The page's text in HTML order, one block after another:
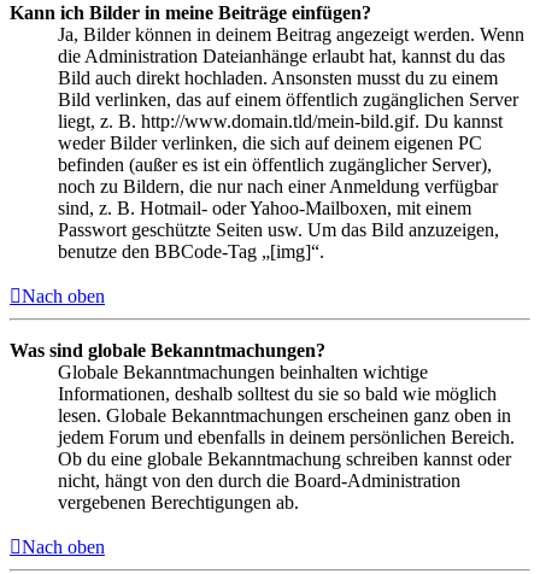
Kann ich Bilder in meine Beiträge einfügen?
Ja, Bilder können in deinem Beitrag angezeigt werden. Wenn
die Administration Dateianhänge erlaubt hat, kannst du das
Bild auch direkt hochladen. Ansonsten musst du zu einem
Bild verlinken, das auf einem öffentlich zugänglichen Server
liegt, z. B. http://www.domain.tld/mein-bild.gif. Du kannst
weder Bilder verlinken, die sich auf deinem eigenen PC
befinden (außer es ist ein öffentlich zugänglicher Server),
noch zu Bildern, die nur nach einer Anmeldung verfügbar
sind, z. B. Hotmail- oder Yahoo-Mailboxen, mit einem
Passwort geschützte Seiten usw. Um das Bild anzuzeigen,
benutze den BBCode-Tag „[img]“.
Nach oben
Was sind globale Bekanntmachungen?
Globale Bekanntmachungen beinhalten wichtige
Informationen, deshalb solltest du sie so bald wie möglich
lesen. Globale Bekanntmachungen erscheinen ganz oben in
jedem Forum und ebenfalls in deinem persönlichen Bereich.
Ob du eine globale Bekanntmachung schreiben kannst oder
nicht, hängt von den durch die Board-Administration
vergebenen Berechtigungen ab.
Nach oben